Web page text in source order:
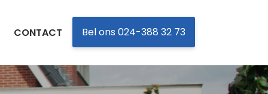
CONTACT Bel ons 024-388 32 73